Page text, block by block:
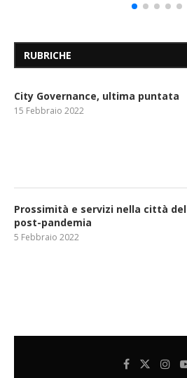
RUBRICHE
City Governance, ultima puntata
15 Febbraio 2022
Prossimità e servizi nella città del
post-pandemia
5 Febbraio 2022